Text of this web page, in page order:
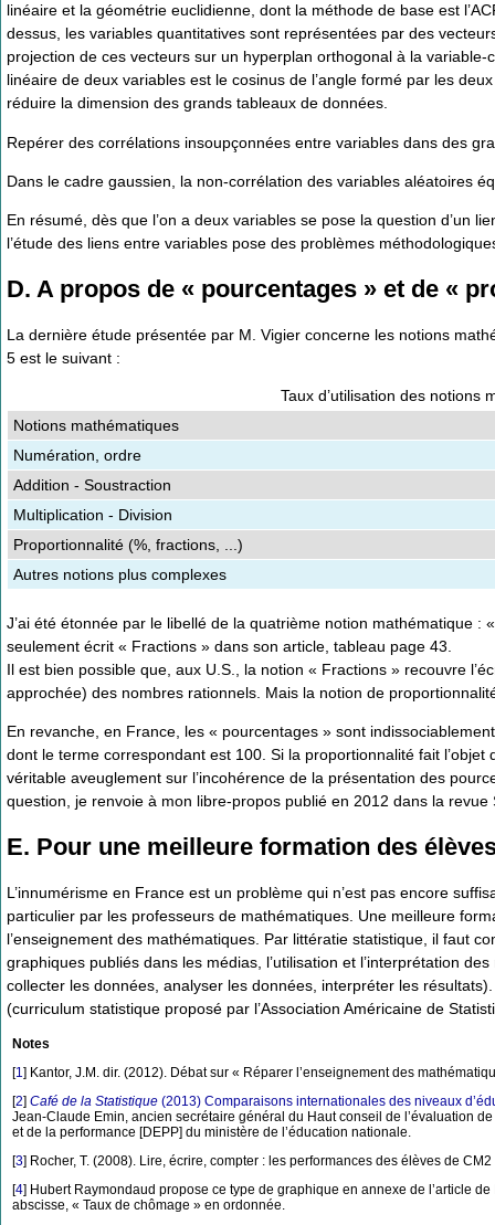
linéaire et la géométrie euclidienne, dont la méthode de base est
dessus, les variables quantitatives sont représentées par des
projection de ces vecteurs sur un hyperplan orthogonal à la
linéaire de deux variables est le cosinus de l’angle formé par les
réduire la dimension des grands tableaux de données.
Repérer des corrélations insoupçonnées entre variables dans des
Dans le cadre gaussien, la non-corrélation des variables aléatoires
En résumé, dès que l’on a deux variables se pose la question d’un
l’étude des liens entre variables pose des problèmes
D. A propos de « pourcentages » et de «
La dernière étude présentée par M. Vigier concerne les notions
5 est le suivant :
Taux d’utilisation des notions
Notions mathématiques
Numération, ordre
Addition - Soustraction
Multiplication - Division
Proportionnalité (%, fractions, ...)
Autres notions plus complexes
J’ai été étonnée par le libellé de la quatrième notion mathématique
seulement écrit « Fractions » dans son article, tableau page 43.
Il est bien possible que, aux U.S., la notion « Fractions » recouvre
approchée) des nombres rationnels. Mais la notion de
En revanche, en France, les « pourcentages » sont
dont le terme correspondant est 100. Si la proportionnalité fait
véritable aveuglement sur l’incohérence de la présentation des
question, je renvoie à mon libre-propos publié en 2012 dans la revue
E. Pour une meilleure formation des
L’innumérisme en France est un problème qui n’est pas encore
particulier par les professeurs de mathématiques. Une meilleure
l’enseignement des mathématiques. Par littératie statistique, il faut
graphiques publiés dans les médias, l’utilisation et l’interprétation
collecter les données, analyser les données, interpréter les
(curriculum statistique proposé par l’Association Américaine de
Notes
[1] Kantor, J.M. dir. (2012). Débat sur « Réparer l’enseignement des
[2] Café de la Statistique (2013) Comparaisons internationales des niveaux
Jean-Claude Emin, ancien secrétaire général du Haut conseil de l’évaluation
et de la performance [DEPP] du ministère de l’éducation nationale.
[3] Rocher, T. (2008). Lire, écrire, compter : les performances des élèves de
[4] Hubert Raymondaud propose ce type de graphique en annexe de l’article
abscisse, « Taux de chômage » en ordonnée.